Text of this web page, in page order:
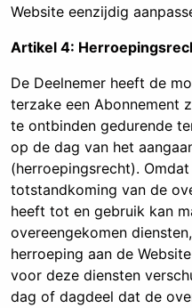
Website eenzijdig
Artikel 4:
De Deelnemer heeft de
terzake een Abonnement
te ontbinden gedurende
op de dag van het
(herroepingsrecht).
totstandkoming van de
heeft tot en gebruik kan
overeengekomen
herroeping aan de
voor deze diensten
dag of dagdeel dat de